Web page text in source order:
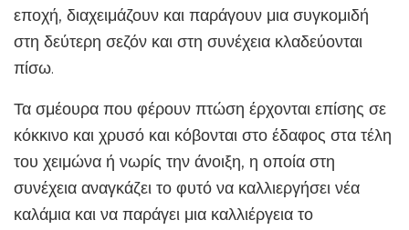
εποχή, διαχειμάζουν και παράγουν μια συγκομιδή
στη δεύτερη σεζόν και στη συνέχεια κλαδεύονται
πίσω.
Τα σμέουρα που φέρουν πτώση έρχονται επίσης σε
κόκκινο και χρυσό και κόβονται στο έδαφος στα τέλη
του χειμώνα ή νωρίς την άνοιξη, η οποία στη
συνέχεια αναγκάζει το φυτό να καλλιεργήσει νέα
καλάμια και να παράγει μια καλλιέργεια το